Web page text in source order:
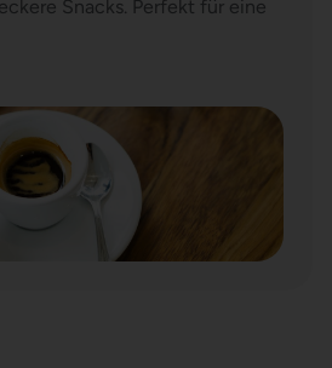
Snacks. Perfekt für eine